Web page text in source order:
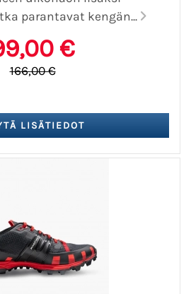
parantavat kengän...
€
166,00 €